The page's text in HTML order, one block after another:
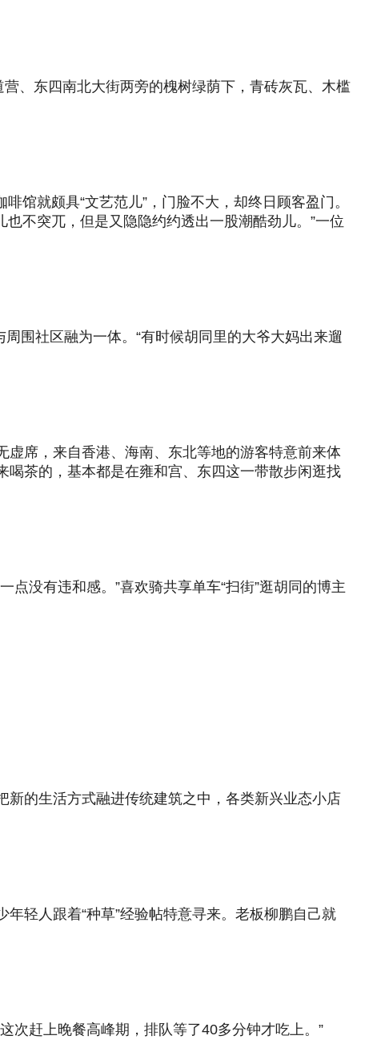
、东四南北大街两旁的槐树绿荫下，青砖灰瓦、木槛
馆就颇具“文艺范儿”，门脸不大，却终日顾客盈门。
不突兀，但是又隐隐约约透出一股潮酷劲儿。”一位
围社区融为一体。“有时候胡同里的大爷大妈出来遛
席，来自香港、海南、东北等地的游客特意前来体
喝茶的，基本都是在雍和宫、东四这一带散步闲逛找
没有违和感。”喜欢骑共享单车“扫街”逛胡同的博主
的生活方式融进传统建筑之中，各类新兴业态小店
轻人跟着“种草”经验帖特意寻来。老板柳鹏自己就
次赶上晚餐高峰期，排队等了40多分钟才吃上。”